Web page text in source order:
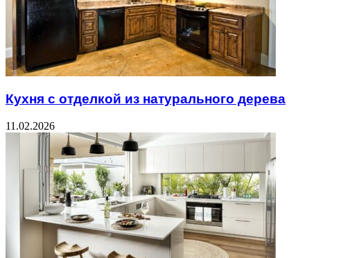
Кухня с отделкой из натурального дерева
11.02.2026